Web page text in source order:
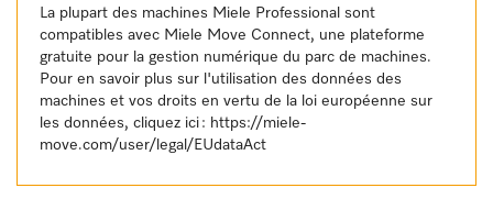
La plupart des machines Miele Professional sont
compatibles avec Miele Move Connect, une plateforme
gratuite pour la gestion numérique du parc de machines.
Pour en savoir plus sur l'utilisation des données des
machines et vos droits en vertu de la loi européenne sur
les données, cliquez ici : https://miele-
move.com/user/legal/EUdataAct